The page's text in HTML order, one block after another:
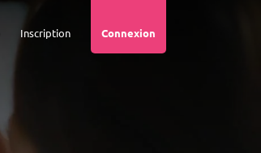
Connexion
Inscription